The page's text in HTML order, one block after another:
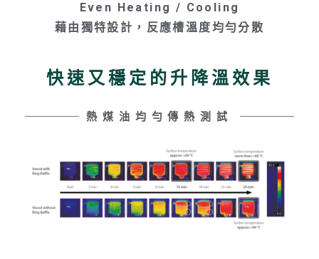
Even Heating / Cooling
藉由獨特設計，反應槽溫度均勻分散
快速又穩定的升降溫效果
熱煤油均勻傳熱測試